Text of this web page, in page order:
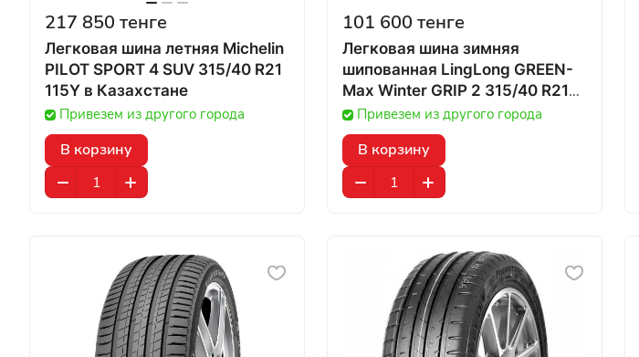
217 850 тенге
Легковая шина летняя Michelin
PILOT SPORT 4 SUV 315/40 R21
115Y в Казахстане
Привезем из другого города
В корзину
101 600 тенге
Легковая шина зимняя
шипованная LingLong GREEN-
Max Winter GRIP 2 315/40 R21
115T в Казахстане
Привезем из другого города
В корзину